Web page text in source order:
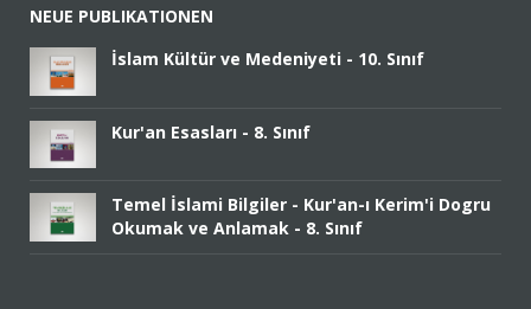
NEUE PUBLIKATIONEN
İslam Kültür ve Medeniyeti - 10. Sınıf
Kur'an Esasları - 8. Sınıf
Temel İslami Bilgiler - Kur'an-ı Kerim'i Dogru
Okumak ve Anlamak - 8. Sınıf